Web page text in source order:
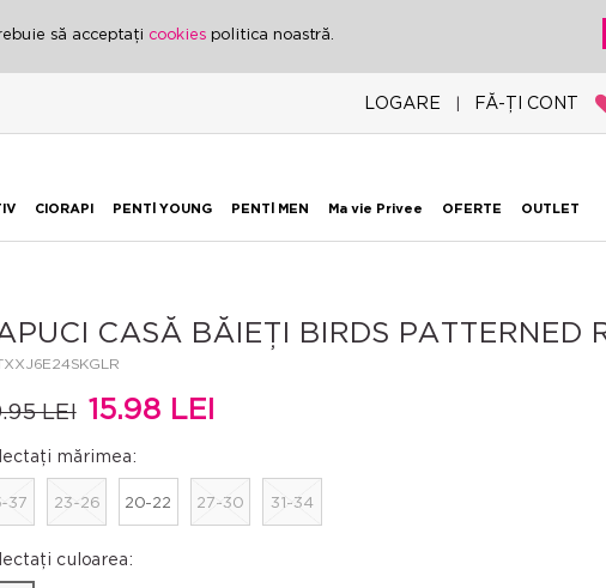
să acceptați cookies politica noastră.
LOGARE | FĂ-ȚI CONT
CIORAPI PENTİ YOUNG PENTİ MEN Ma vie Privee OFERTE OUTLET
CASĂ BĂIEȚI BIRDS PATTERNED
LEI 15.98 LEI
mărimea:
37 23-26 20-22 27-30 31-34
culoarea: